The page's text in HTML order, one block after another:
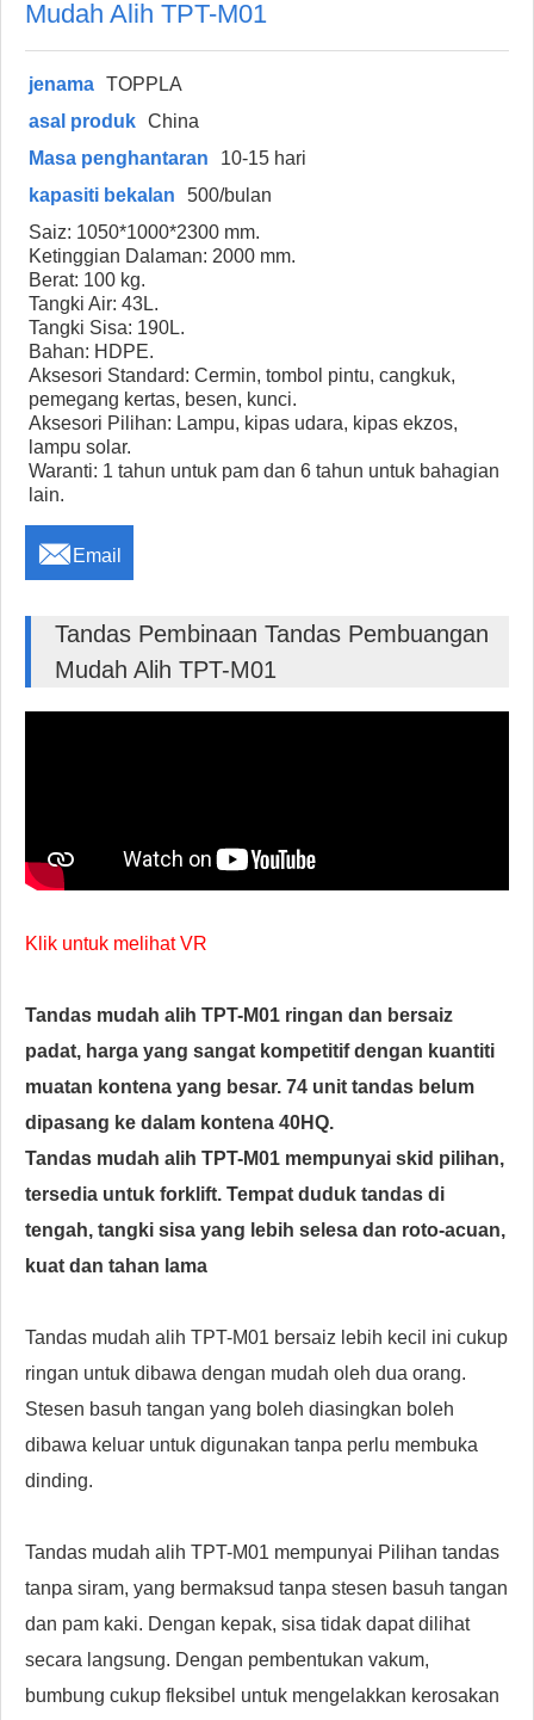
Mudah Alih TPT-M01
jenama TOPPLA
asal produk China
Masa penghantaran
10-15 hari
kapasiti bekalan
500/bulan
Saiz: 1050*1000*2300 mm.
Ketinggian Dalaman: 2000 mm.
Berat: 100 kg.
Tangki Air: 43L.
Tangki Sisa: 190L.
Bahan: HDPE.
Aksesori Standard: Cermin, tombol pintu, cangkuk,
pemegang kertas, besen, kunci.
Aksesori Pilihan: Lampu, kipas udara, kipas ekzos,
lampu solar.
Waranti: 1 tahun untuk pam dan 6 tahun untuk bahagian
lain.
 Email
Tandas Pembinaan Tandas Pembuangan
Mudah Alih TPT-M01
Klik untuk melihat VR
Tandas mudah alih TPT-M01 ringan dan bersaiz
padat, harga yang sangat kompetitif dengan kuantiti
muatan kontena yang besar. 74 unit tandas belum
dipasang ke dalam kontena 40HQ.
Tandas mudah alih TPT-M01 mempunyai skid pilihan,
tersedia untuk forklift. Tempat duduk tandas di
tengah, tangki sisa yang lebih selesa dan roto-acuan,
kuat dan tahan lama
Tandas mudah alih TPT-M01 bersaiz lebih kecil ini cukup
ringan untuk dibawa dengan mudah oleh dua orang.
Stesen basuh tangan yang boleh diasingkan boleh
dibawa keluar untuk digunakan tanpa perlu membuka
dinding.
Tandas mudah alih TPT-M01 mempunyai Pilihan tandas
tanpa siram, yang bermaksud tanpa stesen basuh tangan
dan pam kaki. Dengan kepak, sisa tidak dapat dilihat
secara langsung. Dengan pembentukan vakum,
bumbung cukup fleksibel untuk mengelakkan kerosakan